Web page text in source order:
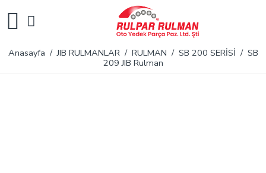
Anasayfa /JIB RULMANLAR/ RULMAN / SB 200 SERİSİ / SB
209 JIB Rulman